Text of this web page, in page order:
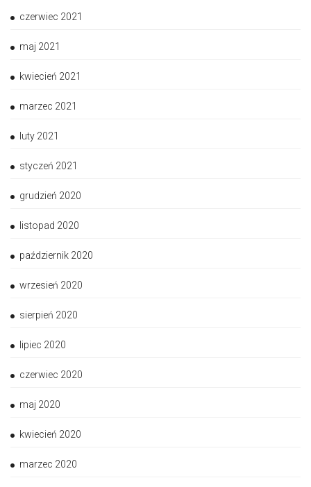
czerwiec 2021
maj 2021
kwiecień 2021
marzec 2021
luty 2021
styczeń 2021
grudzień 2020
listopad 2020
październik 2020
wrzesień 2020
sierpień 2020
lipiec 2020
czerwiec 2020
maj 2020
kwiecień 2020
marzec 2020